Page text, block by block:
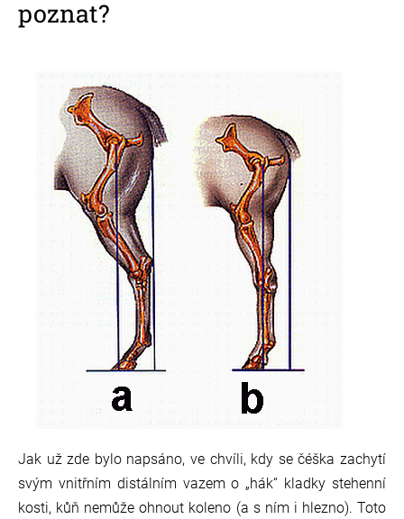
poznat?
Jak už zde bylo napsáno, ve chvíli, kdy se čéška zachytí
svým vnitřním distálním vazem o „hák“ kladky stehenní
kosti, kůň nemůže ohnout koleno (a s ním i hlezno). Toto